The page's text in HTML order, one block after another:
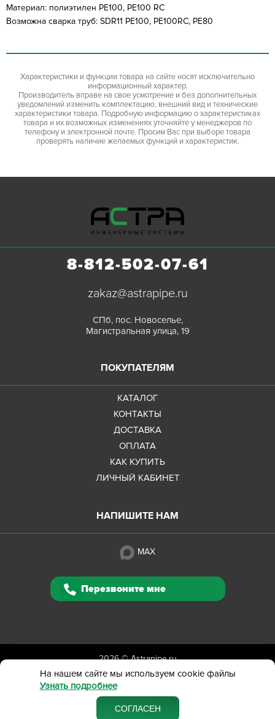
Материал: полиэтилен PE100, PE100 RC
Возможна сварка труб: SDR11 PE100, PE100RC, PE80
Характеристики и функции товара на сайте носят исключительно
информационный характер.
Производитель вправе на свое усмотрение и без дополнительных
уведомлений изменить комплектацию, внешний вид и технические
характеристики товара. Подробную информацию о характеристиках
товара и их возможных изменениях уточняйте у менеджеров по
телефону и электронной почте. Просим Вас при выборе товара
проверять наличие желаемых функций и характеристик.
8-812-502-07-61
zakaz@astrapipe.ru
СПб, пос. Новоселье,
Магистральная улица, 19
ПОКУПАТЕЛЯМ
КАТАЛОГ
КОНТАКТЫ
ДОСТАВКА
ОПЛАТА
КАК КУПИТЬ
ЛИЧНЫЙ КАБИНЕТ
НАПИШИТЕ НАМ
MAX
Перезвоните мне
2026 ©Astrapipe.ru
Полная версия сайта
Политика конфиденциальности
Вся представленная на сайте информация приведена
в ознакомительных целях и не является публичной офертой
На нашем сайте мы используем cookie файлы
Узнать подробнее
СОГЛАСЕН